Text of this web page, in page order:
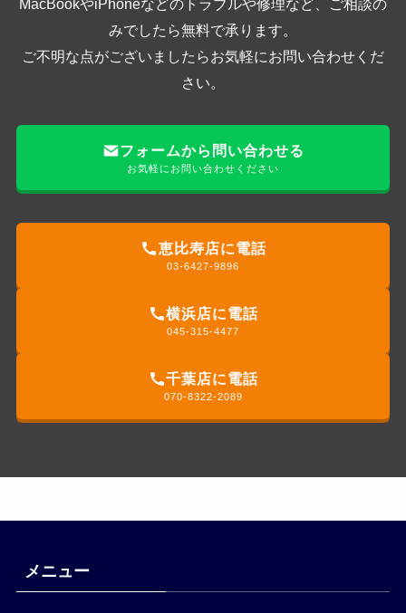
MacBookやiPhoneなどのトラブルや修理など、ご相談の
みでしたら無料で承ります。
ご不明な点がございましたらお気軽にお問い合わせくだ
さい。
フォームから問い合わせる
お気軽にお問い合わせください
恵比寿店に電話
03-6427-9896
横浜店に電話
045-315-4477
千葉店に電話
070-8322-2089
メニュー